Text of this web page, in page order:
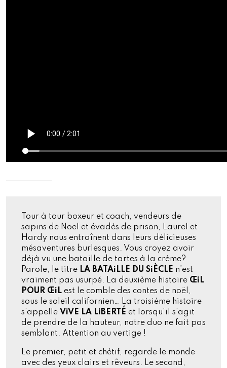
Tour à tour boxeur et coach, vendeurs de
sapins de Noël et évadés de prison, Laurel et
Hardy nous entraînent dans leurs délicieuses
mésaventures burlesques. Vous croyez avoir
déjà vu une bataille de tartes à la crème?
Parole, le titre LA BATAiLLE DU SiÈCLE n’est
vraiment pas usurpé. La deuxième histoire ŒiL
POUR ŒiL est le comble des contes de noël,
sous le soleil californien… La troisième histoire
s’appelle ViVE LA LiBERTÉ et lorsqu’il s’agit
de prendre de la hauteur, notre duo ne fait pas
semblant. Attention au vertige !
Le premier, petit et chétif, regarde le monde
avec des yeux clairs et rêveurs. Le second,